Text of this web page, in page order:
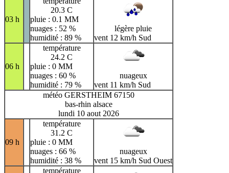
03 h
20.3 C
pluie : 0.1 MM
nuages : 52 %
humidité : 89 %
légère pluie
vent 12 km/h Sud
06 h
température
24.2 C
pluie : 0 MM
nuages : 60 %
humidité : 79 %
nuageux
vent 11 km/h Sud
météo GERSTHEIM 67150
bas-rhin alsace
lundi 10 aout 2026
09 h
température
31.2 C
pluie : 0 MM
nuages : 66 %
humidité : 38 %
nuageux
vent 15 km/h Sud Ouest
température